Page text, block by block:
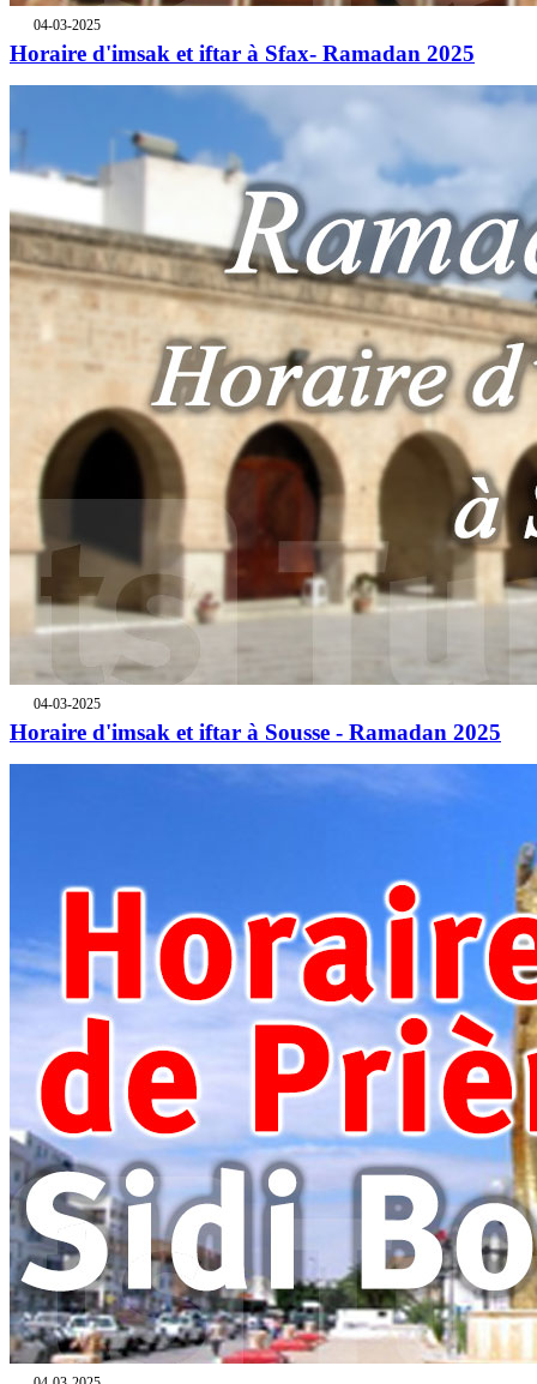
04-03-2025
Horaire d'imsak et iftar à Sfax- Ramadan 2025
04-03-2025
Horaire d'imsak et iftar à Sousse - Ramadan 2025